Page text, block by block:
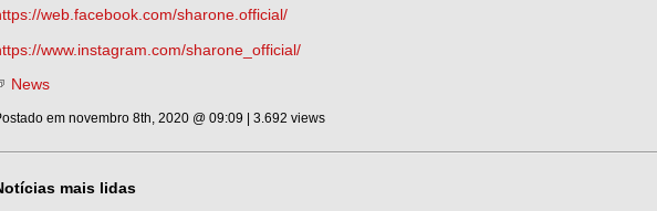
web.facebook.com/sharone.official/
www.instagram.com/sharone_official/
News
em novembro 8th, 2020 @ 09:09 | 3.692 views
mais lidas